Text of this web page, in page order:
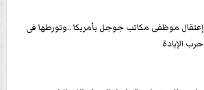
إعتقال موظفى مكاتب جوجل بأمريكا ..وتورطها فى
حرب الإبادة